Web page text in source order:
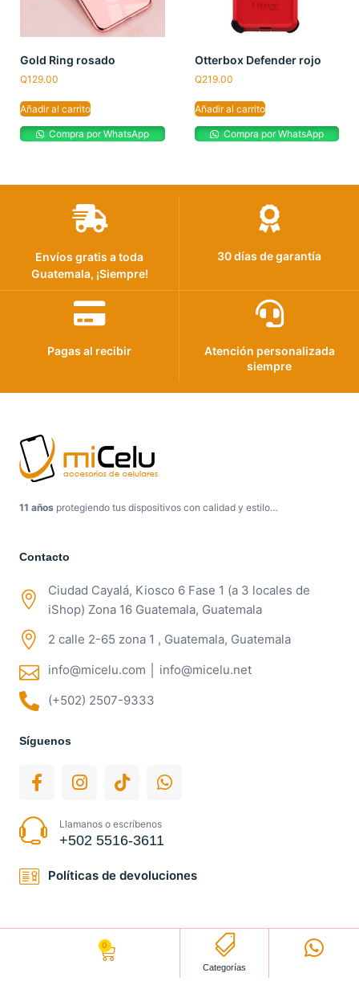
Gold Ring rosado
Q129.00
Añadir al carrito
Compra por WhatsApp
Otterbox Defender rojo
Q219.00
Añadir al carrito
Compra por WhatsApp
Envíos gratis a toda
Guatemala, ¡Siempre!
30 días de garantía
Pagas al recibir
Atención personalizada
siempre
11 años protegiendo tus dispositivos con calidad y estilo…
Contacto
Ciudad Cayalá, Kiosco 6 Fase 1 (a 3 locales de
iShop) Zona 16 Guatemala, Guatemala
2 calle 2-65 zona 1 , Guatemala, Guatemala
info@micelu.com │ info@micelu.net
(+502) 2507-9333
Síguenos
Llamanos o escríbenos
+502 5516-3611
Políticas de devoluciones
0
Categorías